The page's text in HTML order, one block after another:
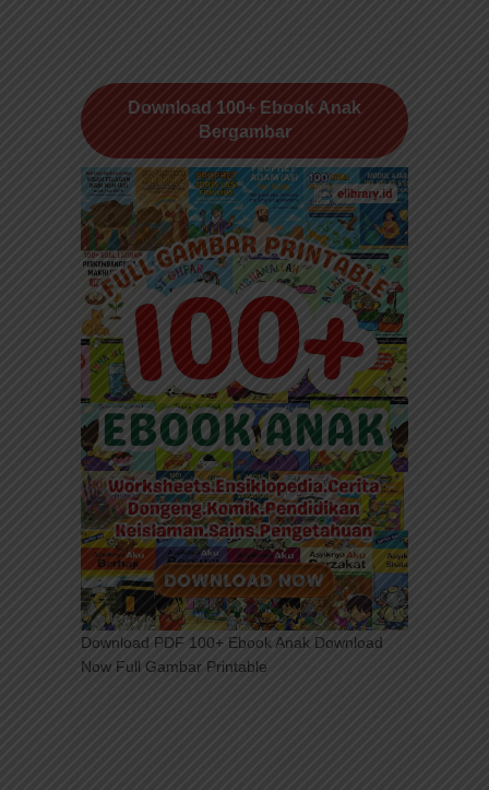
Download 100+ Ebook Anak
Bergambar
Download PDF 100+ Ebook Anak Download
Now Full Gambar Printable